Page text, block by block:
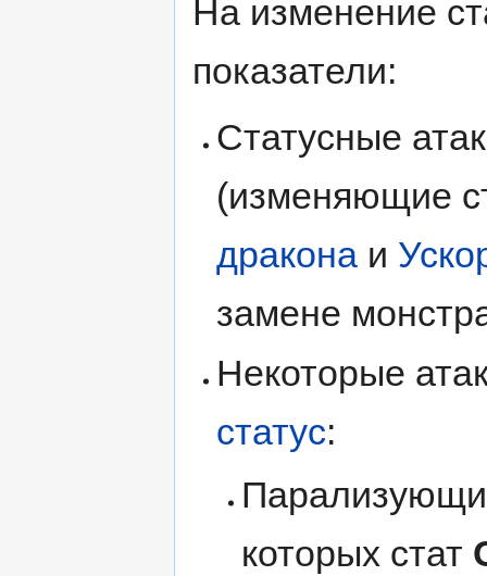
На изменение
показатели:
Статусные
(изменяющие
дракона и
замене
Некоторые
статус:
которых стат